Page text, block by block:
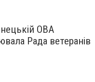
ОВА
Рада ветеранів